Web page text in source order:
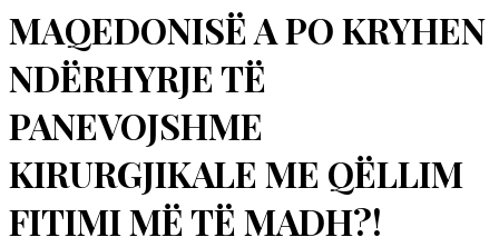
MAQEDONISË A PO KRYHEN
NDËRHYRJE TË
PANEVOJSHME
KIRURGJIKALE ME QËLLIM
FITIMI MË TË MADH?!